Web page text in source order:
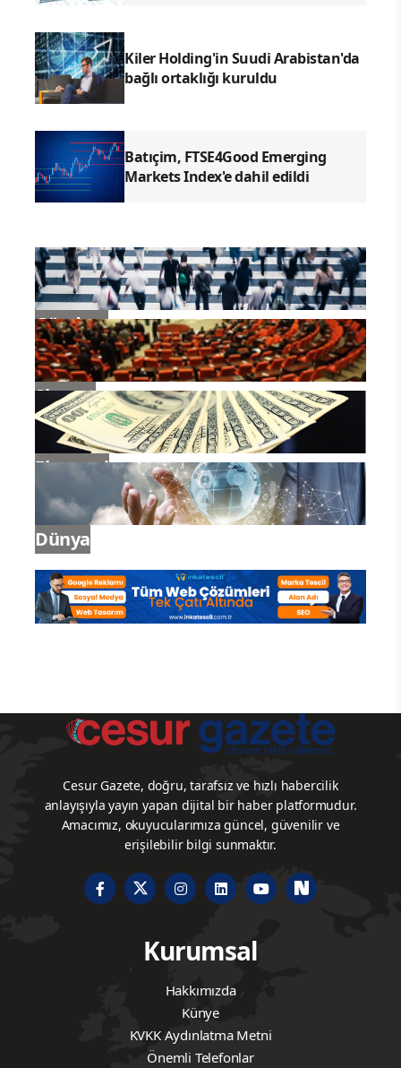
Kiler Holding'in Suudi Arabistan'da
bağlı ortaklığı kuruldu
Batıçim, FTSE4Good Emerging
Markets Index'e dahil edildi
Gündem
Siyaset
Ekonomi
Dünya
Cesur Gazete, doğru, tarafsız ve hızlı habercilik
anlayışıyla yayın yapan dijital bir haber platformudur.
Amacımız, okuyucularımıza güncel, güvenilir ve
erişilebilir bilgi sunmaktır.
Kurumsal
Hakkımızda
Künye
KVKK Aydınlatma Metni
Önemli Telefonlar